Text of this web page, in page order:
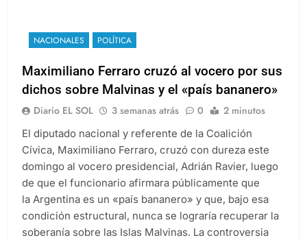
NACIONALES POLÍTICA
Maximiliano Ferraro cruzó al vocero por sus
dichos sobre Malvinas y el «país bananero»
Diario EL SOL 3 semanas atrás 0 2 minutos
El diputado nacional y referente de la Coalición
Cívica, Maximiliano Ferraro, cruzó con dureza este
domingo al vocero presidencial, Adrián Ravier, luego
de que el funcionario afirmara públicamente que
la Argentina es un «país bananero» y que, bajo esa
condición estructural, nunca se lograría recuperar la
soberanía sobre las Islas Malvinas. La controversia